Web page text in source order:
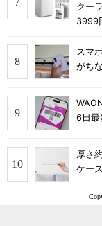
クー
3999
スマ
がち
6日
厚さ
ケー